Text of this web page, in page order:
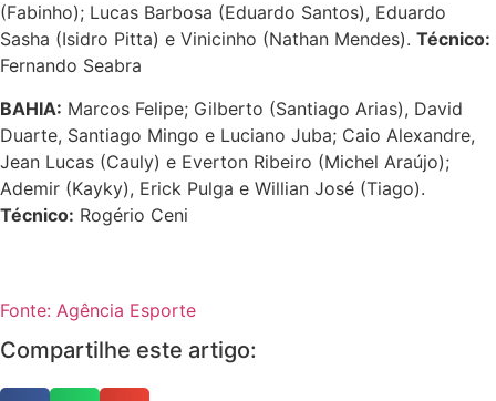
(Fabinho); Lucas Barbosa (Eduardo Santos), Eduardo
Sasha (Isidro Pitta) e Vinicinho (Nathan Mendes). Técnico:
Fernando Seabra
BAHIA: Marcos Felipe; Gilberto (Santiago Arias), David
Duarte, Santiago Mingo e Luciano Juba; Caio Alexandre,
Jean Lucas (Cauly) e Everton Ribeiro (Michel Araújo);
Ademir (Kayky), Erick Pulga e Willian José (Tiago).
Técnico: Rogério Ceni
Fonte: Agência Esporte
Compartilhe este artigo: